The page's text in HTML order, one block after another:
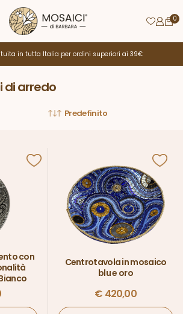
in tutta Italia per ordini superiori ai 39€
di arredo
con
Centrotavola in mosaico
blu e oro
€ 420,00
0